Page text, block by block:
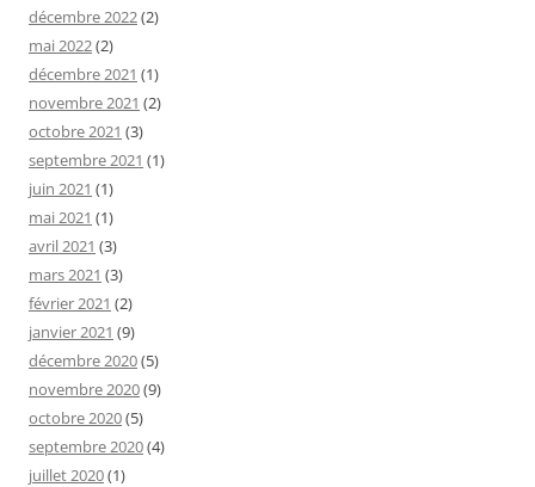
décembre 2022(2)
mai 2022(2)
décembre 2021 (1)
novembre 2021 (2)
octobre 2021 (3)
septembre 2021 (1)
juin 2021 (1)
mai 2021 (1)
avril 2021 (3)
mars 2021 (3)
février 2021 (2)
janvier 2021 (9)
décembre 2020(5)
novembre 2020(9)
octobre 2020(5)
septembre 2020(4)
juillet 2020(1)